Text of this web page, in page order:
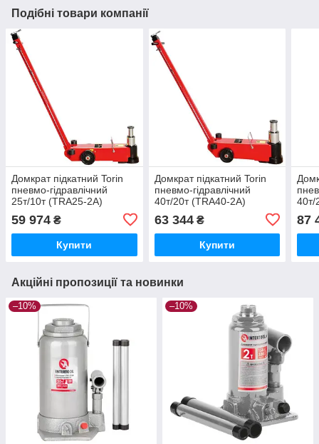
Подібні товари компанії
Домкрат підкатний Torin
пневмо-гідравлічний
25т/10т (TRA25-2A)
59 974 ₴
Купити
Домкрат підкатний Torin
пневмо-гідравлічний
40т/20т (TRA40-2A)
63 344₴
Купити
40т/
87
Акційні пропозиції та новинки
–10% –10%